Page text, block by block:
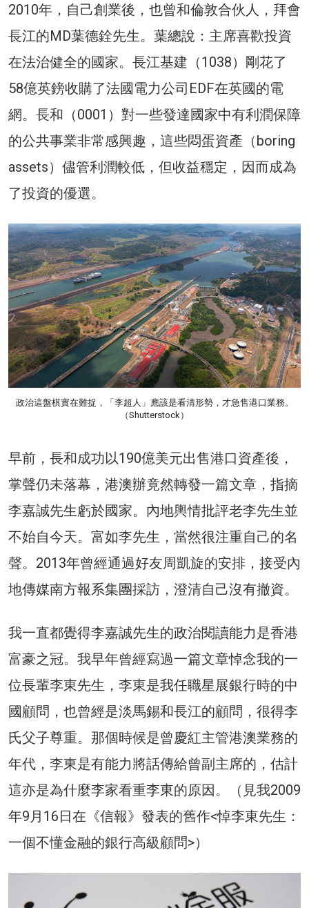
2010年，自己創業後，也曾和倫敦合伙人，拜會
長江的MD葉德銓先生。葉總說：主席喜歡投資
在法治健全的國家。長江基建（1038）剛花了
58億英鎊收購了法國電力公司EDF在英國的電
網。長和（0001）對一些發達國家中有利潤保障
的公共事業非常感興趣，這些悶蛋資產（boring
assets）儘管利潤較低，但收益穩定，因而成為
了投資的優選。
政治這盤棋實在難捉，「李超人」應該是看清形勢，才急售港口業務。
（Shutterstock）
早前，長和成功以190億美元出售港口資產後，
掌聲仍未落幕，港澳辦竟然轉發一篇文章，指摘
李嘉誠先生虧於國家。內地輿情批評老李先生並
不始自今天。富如李先生，當然很注重自己的名
聲。2013年曾經通過好友周凱旋的安排，接受內
地傳媒南方報系集團採訪，澄清自己沒有撤資。
我一直都覺得李嘉誠先生的政治閱讀能力是香港
富豪之冠。我早年曾經寫過一篇文章悼念我的一
位長輩李東先生，李東是我任職星展銀行時的中
國顧問，也曾經是淡馬錫和長江的顧問，很得李
氏父子尊重。那個時候是曾慶紅主管港澳業務的
年代，李東是有能力將話傳給曾副主席的，估計
這亦是為什麼李家看重李東的原因。（見我2009
年9月16日在《信報》發表的舊作<悼李東先生：
一個不懂金融的銀行高級顧問>）